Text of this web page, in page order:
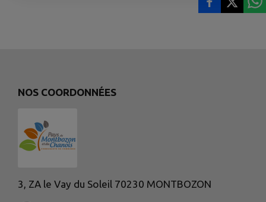
NOS COORDONNÉES
3, ZA le Vay du Soleil 70230 MONTBOZON